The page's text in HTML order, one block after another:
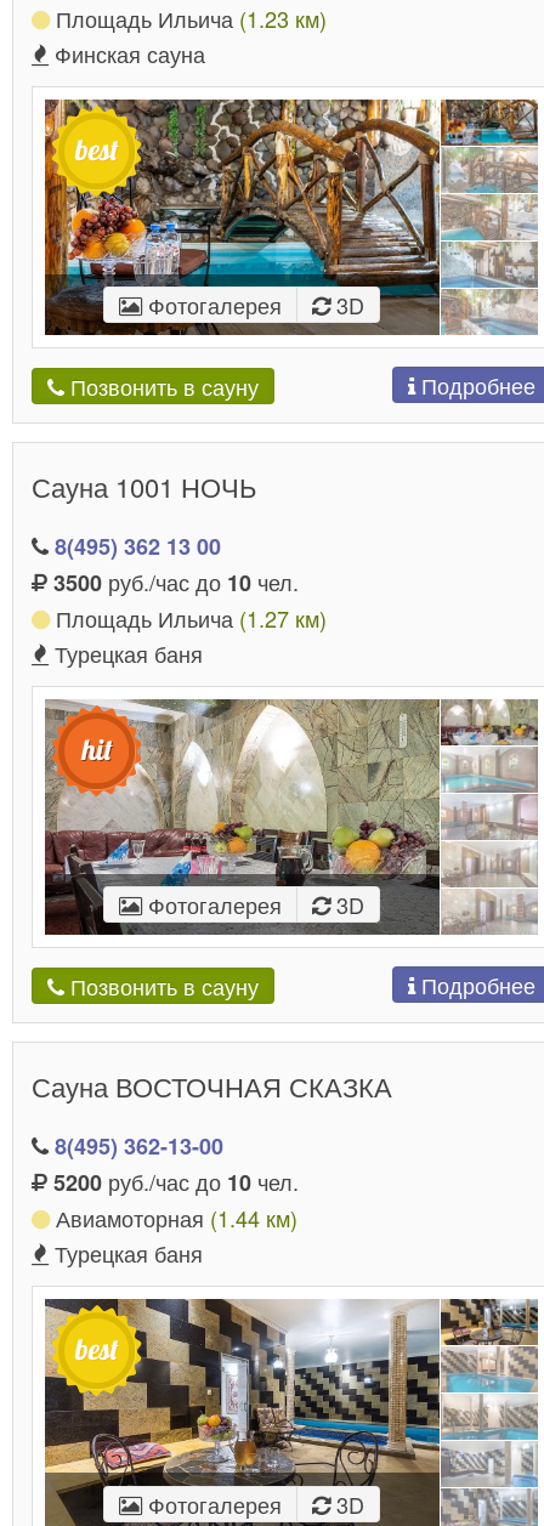
Площадь Ильича (1.23 км)
Финская сауна
Фотогалерея 3D
Позвонить в сауну Подробнее
Сауна 1001 НОЧЬ
8(495) 362 13 00
3500 руб./час до 10 чел.
Площадь Ильича (1.27 км)
Турецкая баня
Фотогалерея 3D
Позвонить в сауну Подробнее
Сауна ВОСТОЧНАЯ СКАЗКА
8(495) 362-13-00
5200 руб./час до 10 чел.
Авиамоторная (1.44 км)
Турецкая баня
Фотогалерея 3D